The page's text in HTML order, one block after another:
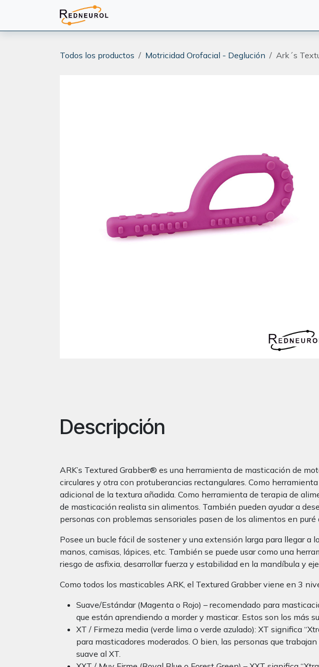
Todos los productos Motricidad Orofacial - Deglución Ark´s
Descripción
ARK’s Textured Grabber® es una herramienta de masticación de
circulares y otra con protuberancias rectangulares. Como
adicional de la textura añadida. Como herramienta de terapia de
de masticación realista sin alimentos. También pueden ayudar a
personas con problemas sensoriales pasen de los alimentos en
Posee un bucle fácil de sostener y una extensión larga para llegar a
manos, camisas, lápices, etc. También se puede usar como una
riesgo de asfixia, desarrollar fuerza y ​​estabilidad en la mandíbula y
Como todos los masticables ARK, el Textured Grabber viene en 3
Suave/Estándar (Magenta o Rojo) – recomendado para
que están aprendiendo a morder y masticar. Estos son los más
XT / Firmeza media (verde lima o verde azulado): XT significa
para masticadores moderados. O bien, las personas que
suave al XT.